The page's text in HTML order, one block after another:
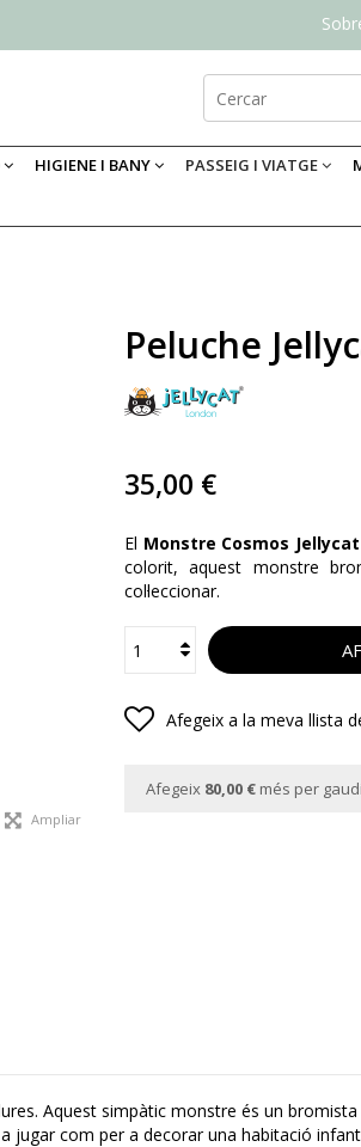
HIGIENE I BANY PASSEIG I VIATGE
Ampliar
Peluche
35,00 €
El Monstre Cosmos Jellycat
colorit, aquest monstre
col·leccionar.
Afegeix a la meva llista
Afegeix 80,00 € més per
Aquest simpàtic monstre és un
jugar com per a decorar una habitació